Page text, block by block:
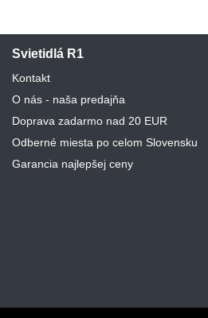
Svietidlá R1
Kontakt
O nás - naša predajňa
Doprava zadarmo nad 20 EUR
Odberné miesta po celom Slovensku
Garancia najlepšej ceny